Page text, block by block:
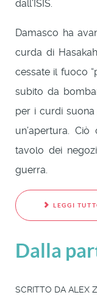
dall’ISIS.
Damasco ha
curda di
cessate il fuoco
subito da
per i curdi
un’apertura.
tavolo dei
guerra.
LEGGI
Dalla
SCRITTO DA ALEX